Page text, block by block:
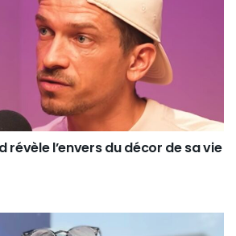
révèle l’envers du décor de sa vie